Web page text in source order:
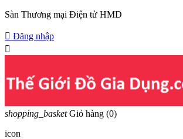
Sàn Thương mại Điện tử HMD
 Đăng nhập

shopping_basket Giỏ hàng (0)
icon